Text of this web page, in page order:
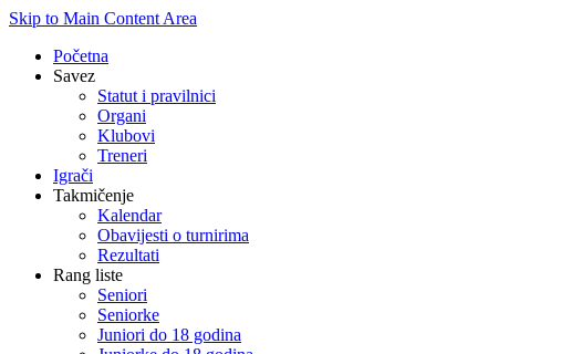
Skip to Main Content Area
Početna
Savez
Statut i pravilnici
Organi
Klubovi
Treneri
Igrači
Takmičenje
Kalendar
Obavijesti o turnirima
Rezultati
Rang liste
Seniori
Seniorke
Juniori do 18 godina